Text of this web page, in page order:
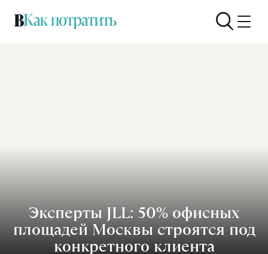
Эксперты JLL: 50% офисных
площадей Москвы строятся под
конкретного клиента